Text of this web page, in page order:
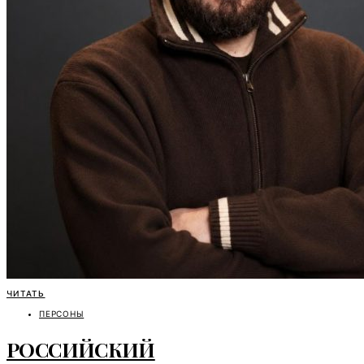
ЧИТАТЬ
ПЕРСОНЫ
РОССИЙСКИЙ